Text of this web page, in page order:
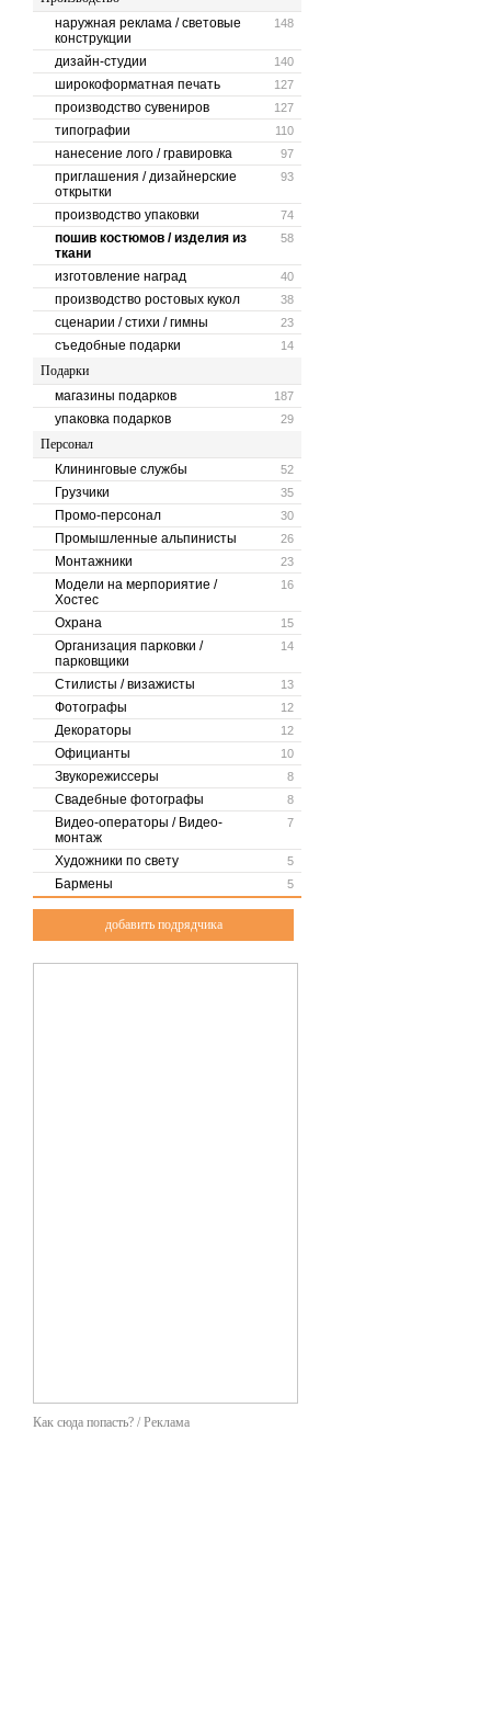
148
наружная реклама / световые
конструкции
140
дизайн-студии
127
широкоформатная печать
127
производство сувениров
110
типографии
97
нанесение лого / гравировка
93
приглашения / дизайнерские
открытки
74
производство упаковки
58
пошив костюмов / изделия из
ткани
40
изготовление наград
38
производство ростовых кукол
23
сценарии / стихи / гимны
14
съедобные подарки
Подарки
187
магазины подарков
29
упаковка подарков
Персонал
52
Клининговые службы
35
Грузчики
30
Промо-персонал
26
Промышленные альпинисты
23
Монтажники
16
Модели на мерпориятие /
Хостес
15
Охрана
14
Организация парковки /
парковщики
13
Стилисты / визажисты
12
Фотографы
12
Декораторы
10
Официанты
8
Звукорежиссеры
8
Свадебные фотографы
7
Видео-операторы / Видео-
монтаж
5
Художники по свету
5
Бармены
добавить подрядчика
Как сюда попасть? / Реклама